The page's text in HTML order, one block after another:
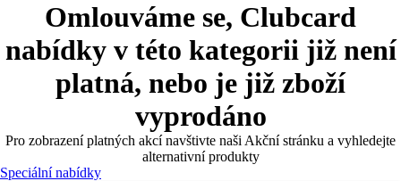
Omlouváme se, Clubcard
nabídky v této kategorii již není
platná, nebo je již zboží
vyprodáno
Pro zobrazení platných akcí navštivte naši Akční stránku a vyhledejte
alternativní produkty
Speciální nabídky